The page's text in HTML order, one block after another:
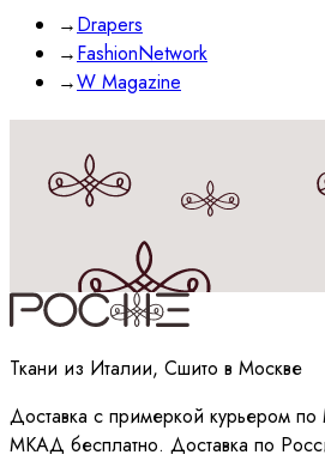
→Drapers
→FashionNetwork
→W Magazine
Принимаюполитикуобработки
Ткани из Италии, Сшито в Москве
Доставка с примеркой курьером
МКАД бесплатно. Доставка по